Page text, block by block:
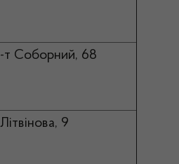
т Соборний, 68
9